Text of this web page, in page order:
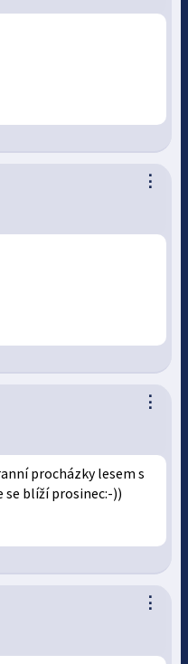
⋮
⋮
procházky lesem s
se blíží prosinec:-))
⋮